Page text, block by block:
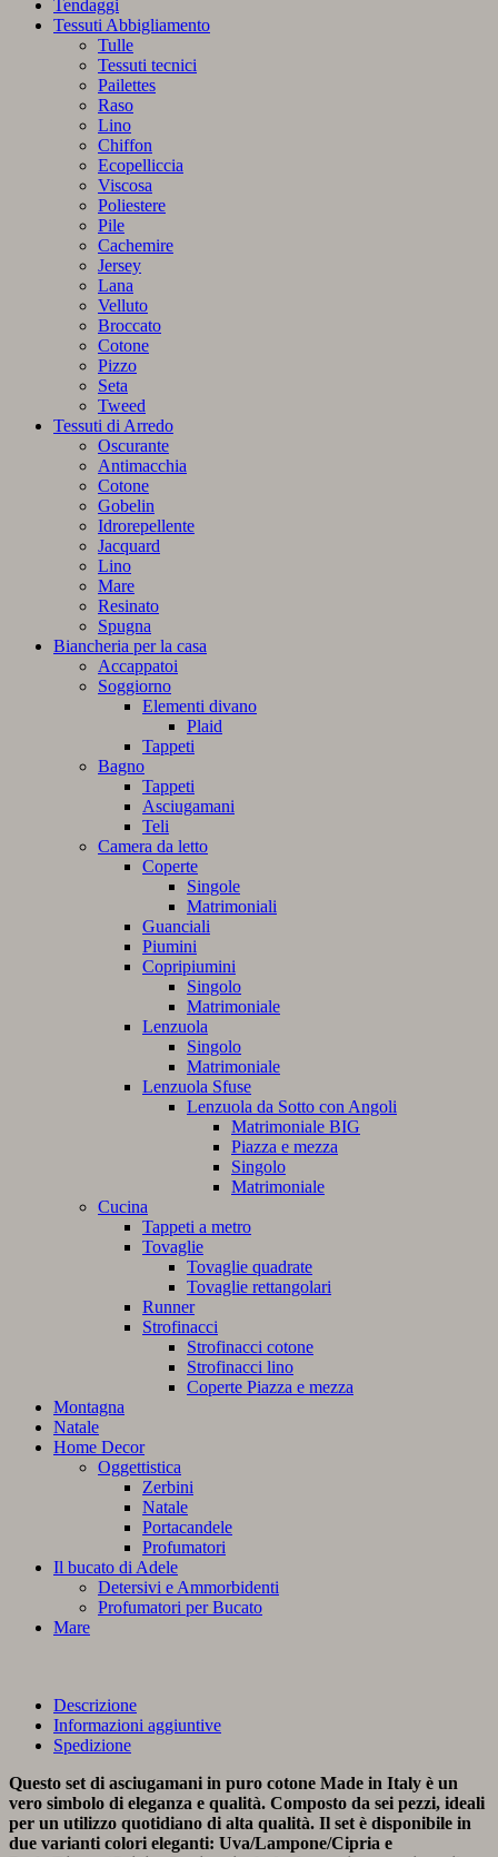
quantità
Tendaggi
Tessuti Abbigliamento
Tulle
Tessuti tecnici
Pailettes
Raso
Lino
Chiffon
Ecopelliccia
Viscosa
Poliestere
Pile
Cachemire
Jersey
Lana
Velluto
Broccato
Cotone
Pizzo
Seta
Tweed
Tessuti di Arredo
Oscurante
Antimacchia
Cotone
Gobelin
Idrorepellente
Jacquard
Lino
Mare
Resinato
Spugna
Biancheria per la casa
Accappatoi
Soggiorno
Elementi divano
Plaid
Tappeti
Bagno
Tappeti
Asciugamani
Teli
Camera da letto
Coperte
Singole
Matrimoniali
Guanciali
Piumini
Copripiumini
Singolo
Matrimoniale
Lenzuola
Singolo
Matrimoniale
Lenzuola Sfuse
Lenzuola da Sotto con Angoli
Matrimoniale BIG
Piazza e mezza
Singolo
Matrimoniale
Cucina
Tappeti a metro
Tovaglie
Tovaglie quadrate
Tovaglie rettangolari
Runner
Strofinacci
Strofinacci cotone
Strofinacci lino
Coperte Piazza e mezza
Montagna
Natale
Home Decor
Oggettistica
Zerbini
Natale
Portacandele
Profumatori
Il bucato di Adele
Detersivi e Ammorbidenti
Profumatori per Bucato
Mare
Descrizione
Informazioni aggiuntive
Spedizione
Questo set di asciugamani in puro cotone Made in Italy è un
vero simbolo di eleganza e qualità. Composto da sei pezzi, ideali
per un utilizzo quotidiano di alta qualità. Il set è disponibile in
due varianti colori eleganti: Uva/Lampone/Cipria e